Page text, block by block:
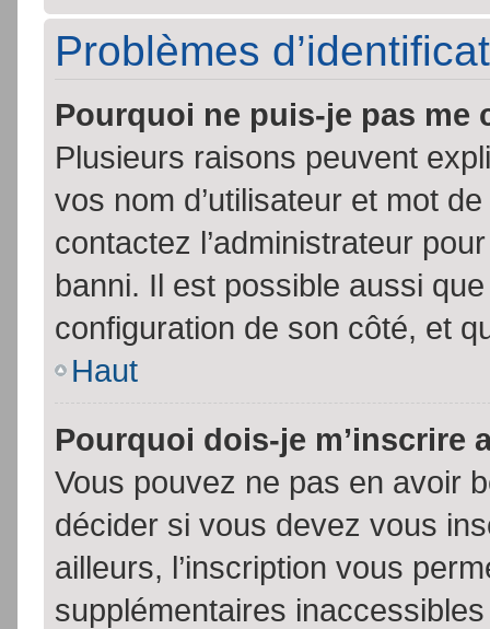
Problèmes
Pourquoi ne puis-je pas me
Plusieurs raisons peuvent
vos nom d’utilisateur et mot
contactez l’administrateur
banni. Il est possible aussi
configuration de son côté, et
Haut
Pourquoi dois-je m’inscrire
Vous pouvez ne pas en avoir
décider si vous devez vous
ailleurs, l’inscription vous
supplémentaires